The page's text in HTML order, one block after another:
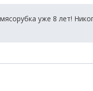
уже 8 лет!